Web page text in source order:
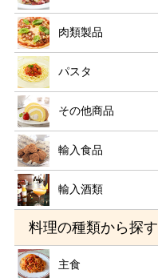
肉類製品
パスタ
その他商品
輸入食品
輸入酒類
料理の種類から探す
主食